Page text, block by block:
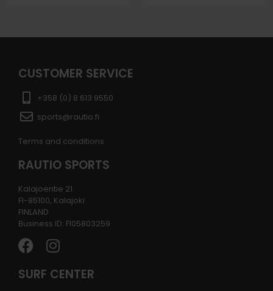
CUSTOMER SERVICE
+358 (0) 8 613 9550
sports@rautio.fi
Terms and conditions
RAUTIO SPORTS
Kalajoentie 21
FI-85100, Kalajoki
FINLAND
Business ID: FI05803259
SURF CENTER